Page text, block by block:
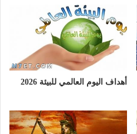
أهداف اليوم العالمي للبيئة 2026